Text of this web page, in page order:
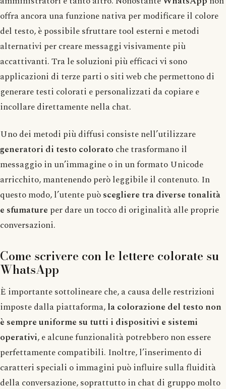
offra ancora una funzione nativa per modificare il colore
del testo, è possibile sfruttare tool esterni e metodi
alternativi per creare messaggi visivamente più
accattivanti. Tra le soluzioni più efficaci vi sono
applicazioni di terze parti o siti web che permettono di
generare testi colorati e personalizzati da copiare e
incollare direttamente nella chat.
Uno dei metodi più diffusi consiste nell’utilizzare
generatori di testo colorato che trasformano il
messaggio in un’immagine o in un formato Unicode
arricchito, mantenendo però leggibile il contenuto. In
questo modo, l’utente puòscegliere tra diverse tonalità
e sfumature per dare un tocco di originalità alle proprie
conversazioni.
Come scrivere con le lettere colorate su
WhatsApp
È importante sottolineare che, a causa delle restrizioni
imposte dalla piattaforma,la colorazione del testo non
è sempre uniforme su tutti i dispositivi e sistemi
operativi, e alcune funzionalità potrebbero non essere
perfettamente compatibili. Inoltre, l’inserimento di
caratteri speciali o immagini può influire sulla fluidità
della conversazione, soprattutto in chat di gruppo molto